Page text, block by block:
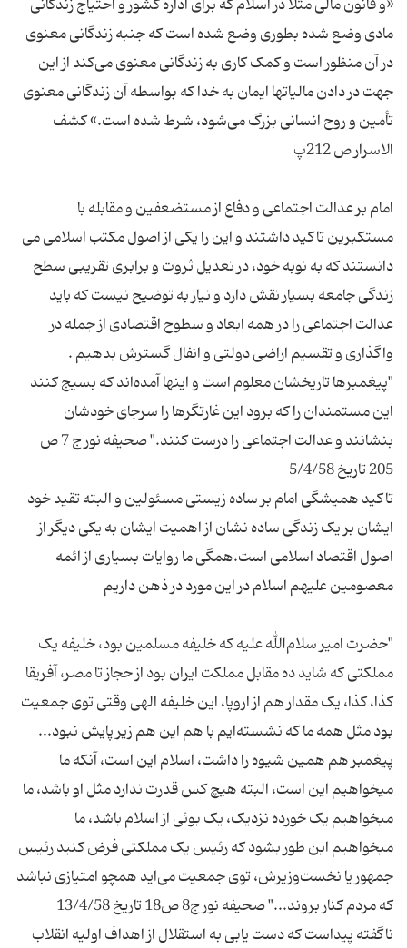
«و قانون مالی مثلا در اسلام که برای اداره کشور و احتیاج زندگانی
مادی وضع شده بطوری وضع شده است که جنبه زندگانی معنوی
در آن منظور است و کمک کاری به زندگانی معنوی می‌کند از این
جهت در دادن مالیاتها ایمان به خدا که بواسطه آن زندگانی معنوی
تأمین و روح انسانی بزرگ می‌شود، شرط شده است.» کشف
امام بر عدالت اجتماعی و دفاع از مستضعفین و مقابله با
مستکبرین تاکید داشتند و این را یکی از اصول مکتب اسلامی می
دانستند که به نوبه خود، در تعدیل ثروت و برابری تقریبی سطح
زندگی جامعه بسیار نقش دارد و نیاز به توضیح نیست که باید
عدالت اجتماعی را در همه ابعاد و سطوح اقتصادی از جمله در
"پیغمبرها تاریخشان معلوم است و اینها آمده‌اند که بسیج کنند
این مستمندان را که برود این غارتگرها را سرجای خودشان
بنشانند و عدالت اجتماعی را درست کنند." صحیفه نور ج 7 ص
تاکید همیشگی امام بر ساده زیستی مسئولین و البته تقید خود
ایشان بر یک زندگی ساده نشان از اهمیت ایشان به یکی دیگر از
اصول اقتصاد اسلامی است.همگی ما روایات بسیاری از ائمه
"حضرت امیر سلام‌الله علیه که خلیفه مسلمین بود، خلیفه یک
مملکتی که شاید ده مقابل مملکت ایران بود از حجاز تا مصر، آفریقا
کذا، کذا، یک مقدار هم از اروپا، این خلیفه الهی وقتی توی جمعیت
بود مثل همه ما که نشسته‌ایم با هم این هم زیر پایش نبود...
پیغمبر هم همین شیوه را داشت، اسلام این است، آنکه ما
میخواهیم این است، البته هیچ کس قدرت ندارد مثل او باشد، ما
میخواهیم یک خورده نزدیک، یک بوئی از اسلام باشد، ما
میخواهیم این طور بشود که رئیس یک مملکتی فرض کنید رئیس
جمهور یا نخست‌وزیرش، توی جمعیت می‌اید همچو امتیازی نباشد
ناگفته پیداست که دست یابی به استقلال از اهداف اولیه انقلاب